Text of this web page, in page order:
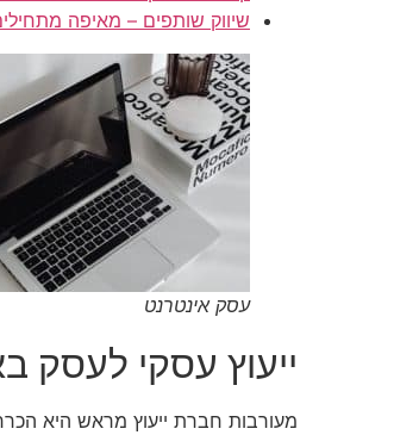
שיווק שותפים – מאיפה
עסק אינטרנט
ייעוץ עסקי לעסק
מעורבות חברת ייעוץ מראש היא